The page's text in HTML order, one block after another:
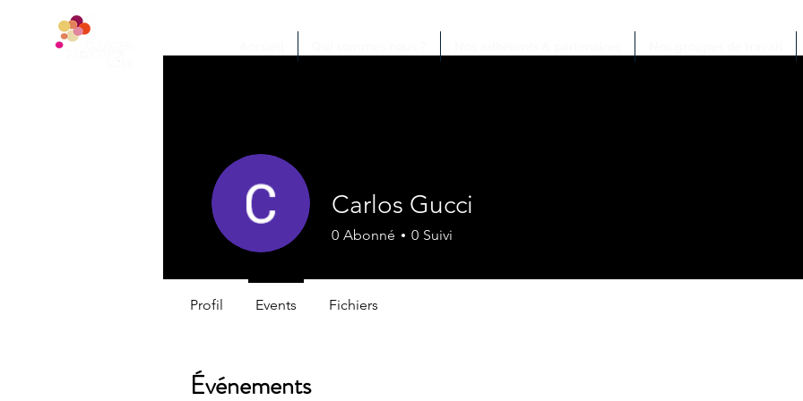
Événements
Carlos Gucci
0 Abonné 0 Suivi
Profil Events Fichiers